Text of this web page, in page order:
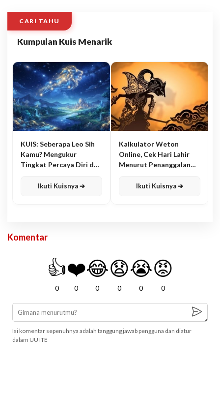
CARI TAHU
Kumpulan Kuis Menarik
KUIS: Seberapa Leo Sih
Kamu? Mengukur
Tingkat Percaya Diri dan
Ikuti Kuisnya ➔
Kalkulator Weton
Online, Cek Hari Lahir
Menurut Penanggalan
Ikuti Kuisnya ➔
Komentar
👍
0
❤️
0
😂
0
😧
0
😭
0
😡
0
Isi komentar sepenuhnya adalah tanggung jawab pengguna dan diatur
dalam UU ITE